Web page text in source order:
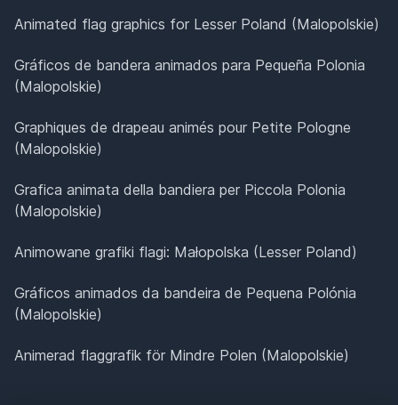
Animated flag graphics for Lesser Poland (Malopolskie)
Gráficos de bandera animados para Pequeña Polonia
(Malopolskie)
Graphiques de drapeau animés pour Petite Pologne
(Malopolskie)
Grafica animata della bandiera per Piccola Polonia
(Malopolskie)
Animowane grafiki flagi: Małopolska (Lesser Poland)
Gráficos animados da bandeira de Pequena Polónia
(Malopolskie)
Animerad flaggrafik för Mindre Polen (Malopolskie)